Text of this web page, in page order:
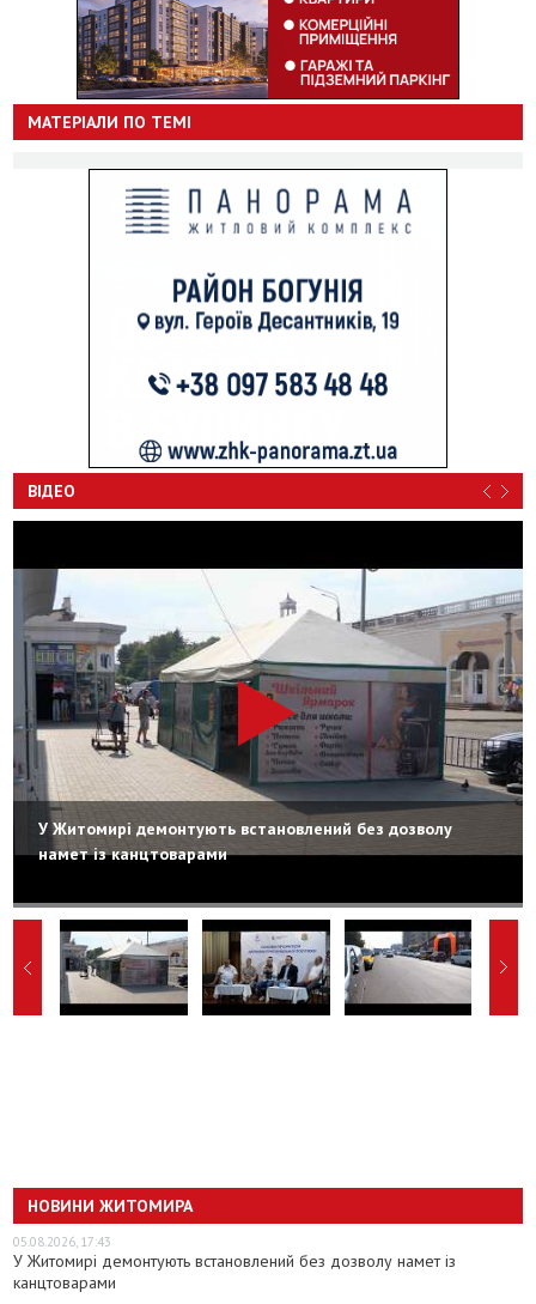
МАТЕРІАЛИ ПО ТЕМІ
ВІДЕО
У Житомирі демонтують встановлений без дозволу
намет із канцтоварами
НОВИНИ ЖИТОМИРА
05.08.2026, 17:43
У Житомирі демонтують встановлений без дозволу намет із
канцтоварами